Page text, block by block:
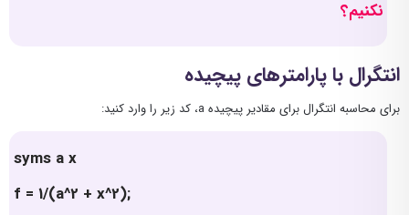
نکنیم؟
انتگرال با پارامترهای پیچیده
برای محاسبه انتگرال برای مقادیر پیچیده a، کد زیر را وارد کنید:
syms a x
f = 1/(a^2 + x^2);